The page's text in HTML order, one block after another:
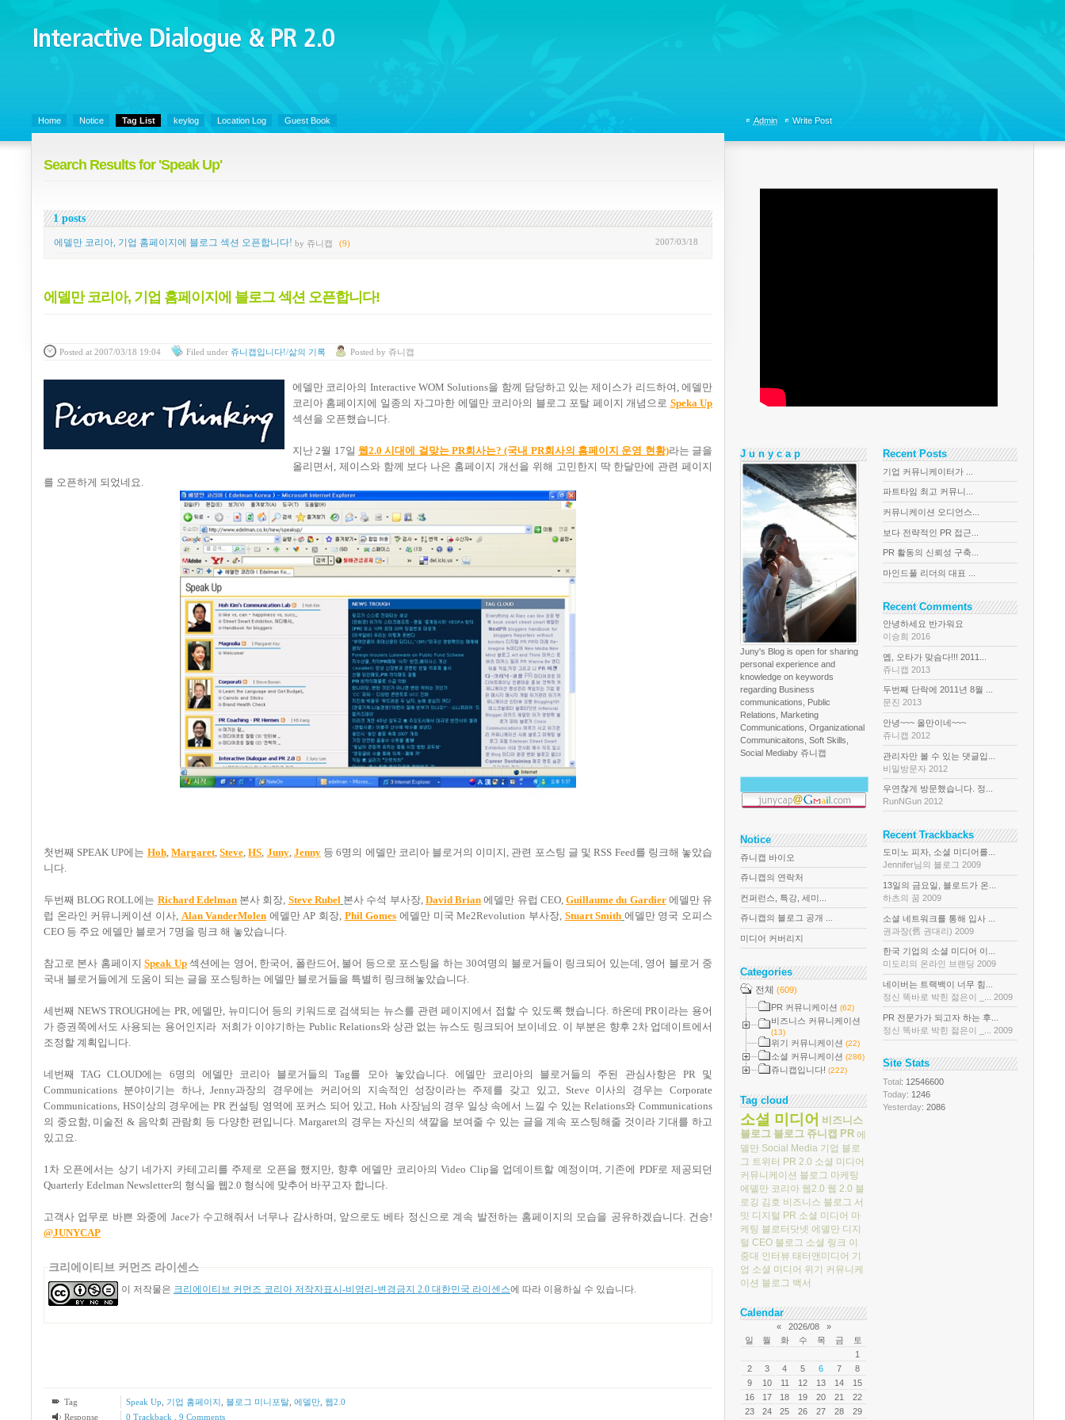
Interactive Dialogue &
PR 2.0
Home Notice Tag List keylog Location Log Guest Book
Search Results for 'Speak Up'
1 posts
2007/03/18
에델만 코리아, 기업 홈페이지에 블로그 섹션 오픈합니다! by 쥬니캡 (9)
에델만 코리아, 기업 홈페이지에 블로그 섹션 오픈합니다!
Posted at 2007/03/18 19:04 Filed under 쥬니캡입니다!/삶의 기록 Posted by 쥬니캡
에델만 코리아의 Interactive WOM Solutions을 함께 담당하고 있는 제이스가 리드하여, 에델만
코리아 홈페이지에 일종의 자그마한 에델만 코리아의 블로그 포탈 페이지 개념으로 Speka Up
섹션을 오픈했습니다.
지난 2월 17일 웹2.0 시대에 걸맞는 PR회사는? (국내 PR회사의 홈페이지 운영 현황)라는 글을
올리면서, 제이스와 함께 보다 나은 홈페이지 개선을 위해 고민한지 딱 한달만에 관련 페이지
를 오픈하게 되었네요.
첫번째 SPEAK UP에는 Hoh, Margaret,Steve,HS, Juny, Jenny등 6명의 에델만 코리아 블로거의 이미지, 관련 포스팅 글 및 RSS Feed를 링크해 놓았습
니다.
두번째 BLOG ROLL에는 Richard Edelman본사 회장, Steve Rubel 본사 수석 부사장, David Brian 에델만 유럽 CEO,Guillaume du Gardier에델만 유
럽 온라인 커뮤니케이션 이사, Alan VanderMolen 에델만 AP 회장, Phil Gomes 에델만 미국 Me2Revolution 부사장, Stuart Smith 에델만 영국 오피스
CEO 등 주요 에델만 블로거 7명을 링크 해 놓았습니다.
참고로 본사 홈페이지Speak Up섹션에는 영어, 한국어, 폴란드어, 불어 등으로 포스팅을 하는 30여명의 블로거들이 링크되어 있는데, 영어 블로거 중
국내 블로거들에게 도움이 되는 글을 포스팅하는 에델만 블로거들을 특별히 링크해놓았습니다.
세번째 NEWS TROUGH에는 PR, 에델만, 뉴미디어 등의 키워드로 검색되는 뉴스를 관련 페이지에서 접할 수 있도록 했습니다. 하온데 PR이라는 용어
가 증권쪽에서도 사용되는 용어인지라 저희가 이야기하는 Public Relations와 상관 없는 뉴스도 링크되어 보이네요. 이 부분은 향후 2차 업데이트에서
조정할 계획입니다.
네번째 TAG CLOUD에는 6명의 에델만 코리아 블로거들의 Tag를 모아 놓았습니다. 에델만 코리아의 블로거들의 주된 관심사항은 PR 및
Communications 분야이기는 하나, Jenny과장의 경우에는 커리어의 지속적인 성장이라는 주제를 갖고 있고, Steve 이사의 경우는 Corporate
Communications, HS이상의 경우에는 PR 컨설팅 영역에 포커스 되어 있고, Hoh 사장님의 경우 일상 속에서 느낄 수 있는 Relations와 Communications
의 중요함, 미술전 & 음악회 관람회 등 다양한 편입니다. Margaret의 경우는 자신의 색깔을 보여줄 수 있는 글을 계속 포스팅해줄 것이라 기대를 하고
있고요.
1차 오픈에서는 상기 네가지 카테고리를 주제로 오픈을 했지만, 향후 에델만 코리아의 Video Clip을 업데이트할 예정이며, 기존에 PDF로 제공되던
Quarterly Edelman Newsletter의 형식을 웹2.0 형식에 맞추어 바꾸고자 합니다.
고객사 업무로 바쁜 와중에 Jace가 수고해줘서 너무나 감사하며, 앞으로도 베타 정신으로 계속 발전하는 홈페이지의 모습을 공유하겠습니다. 건승!
@JUNYCAP
크리에이티브 커먼즈 라이센스
이 저작물은 크리에이티브 커먼즈 코리아 저작자표시-비영리-변경금지 2.0 대한민국 라이센스에 따라 이용하실 수 있습니다.
Tag Speak Up 기업 홈페이지 블로그 미니포탈, 에델만, 웹2.0
Response
0 Trackback 9 Comments
Admin Write Post
J u n y c a p
Juny's Blog is open for sharing
personal experience and
knowledge on keywords
regarding Business
communications, Public
Relations, Marketing
Communications, Organizational
Communicaitons, Soft Skills,
Social Mediaby 쥬니캡
Notice
쥬니캡 바이오
쥬니캡의 연락처
컨퍼런스, 특강, 세미...
쥬니캡의 블로그 공개 ...
미디어 커버리지
Categories
전체 (609)
PR 커뮤니케이션 (62)
비즈니스 커뮤니케이션
(13)
위기 커뮤니케이션 (22)
소셜 커뮤니케이션 (286)
쥬니캡입니다! (222)
Tag cloud
소셜 미디어 비즈니스
블로그 블로그 쥬니캡 PR 에
델만 Social Media 기업 블로
그 트위터 PR 2.0 소셜 미디어
커뮤니케이션 블로그 마케팅
에델만 코리아 웹2.0 웹 2.0 블
로깅 김호 비즈니스 블로그 서
밋 디지털 PR 소셜 미디어 마
케팅 블로터닷넷 에델만 디지
털 CEO 블로그 소셜 링크 이
중대 인터뷰 태터앤미디어 기
업 소셜 미디어 위기 커뮤니케
이션 블로그 백서
Calendar
« 2026/08
»
일
월 화 수 목 금
토
1
2
3 4 5 6 7
8
9
10 11 12 13 14
15
16
17 18 19 20 21
22
23
24 25 26 27 28 29
Recent Posts
기업 커뮤니케이터가 ...
파트타임 최고 커뮤니...
커뮤니케이션 오디언스...
보다 전략적인 PR 접근...
PR 활동의 신뢰성 구축...
마인드풀 리더의 대표 ...
Recent Comments
안녕하세요 반가워요
이승희 2016
옙, 오타가 맞슴다!!! 2011...
쥬니캡 2013
두번째 단락에 2011년 8월 ...
문진 2013
안녕~~~ 올만이네~~~
쥬니캡 2012
관리자만 볼 수 있는 댓글입...
비밀방문자 2012
우연찮게 방문했습니다. 정...
RunNGun 2012
Recent Trackbacks
도미노 피자, 소셜 미디어를...
Jennifer님의 블로그 2009
13일의 금요일, 블로드가 온...
하츠의 꿈 2009
소셜 네트워크를 통해 입사 ...
권과장(舊 권대리) 2009
한국 기업의 소셜 미디어 이...
미도리의 온라인 브랜딩 2009
네이버는 트랙백이 너무 힘...
정신 똑바로 박힌 젊은이 _... 2009
PR 전문가가 되고자 하는 후...
정신 똑바로 박힌 젊은이 _... 2009
Site Stats
Total: 12546600
Today: 1246
Yesterday: 2086